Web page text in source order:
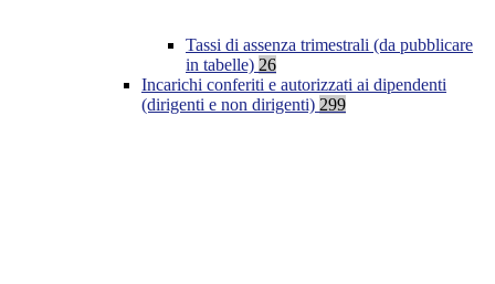
Tassi di assenza trimestrali (da pubblicare
in tabelle) 26
Incarichi conferiti e autorizzati ai dipendenti
(dirigenti e non dirigenti) 299